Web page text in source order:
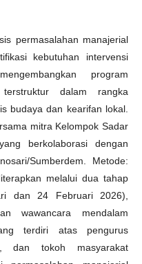
permasalahan manajerial
kebutuhan intervensi
program
dalam rangka
budaya dan kearifan lokal.
mitra Kelompok Sadar
berkolaborasi dengan
Sumberdem. Metode:
melalui dua tahap
dan 24 Februari 2026),
wawancara mendalam
terdiri atas pengurus
dan tokoh masyarakat